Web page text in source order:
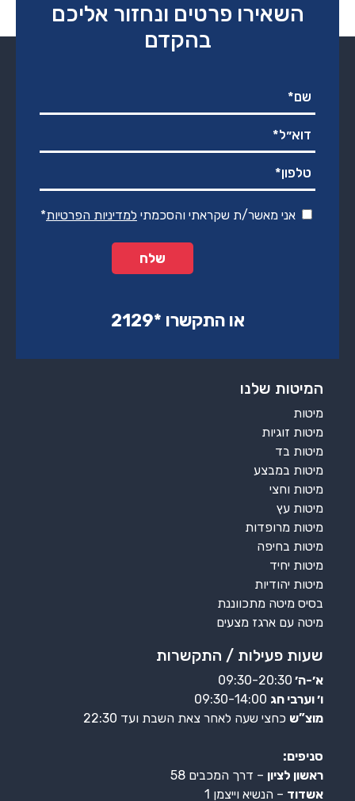
השאירו פרטים ונחזור אליכם
בהקדם
אני מאשר/ת שקראתי והסכמתי למדיניות הפרטיות*
או התקשרו ‏*2129‏
המיטות שלנו
מיטות
מיטות זוגיות
מיטות בד
מיטות במבצע
מיטות וחצי
מיטות עץ
מיטות מרופדות
מיטות בחיפה
מיטות יחיד
מיטות יהודיות
בסיס מיטה מתכווננת
מיטה עם ארגז מצעים
שעות פעילות / התקשרות
א׳-ה׳ 09:30-20:30
ו׳ וערבי חג
מוצ”ש כחצי שעה לאחר צאת השבת ועד 22:30
סניפים:
ראשון לציון – דרך המכבים 58
אשדוד – הנשיא וייצמן 1